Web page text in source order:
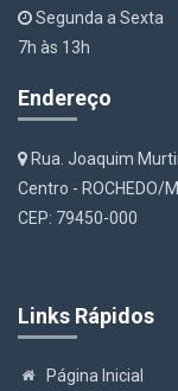
Segunda a Sexta
7h às 13h
Endereço
Rua. Joaquim
Centro - ROCHEDO/
CEP: 79450-000
Links Rápidos
Página Inicial